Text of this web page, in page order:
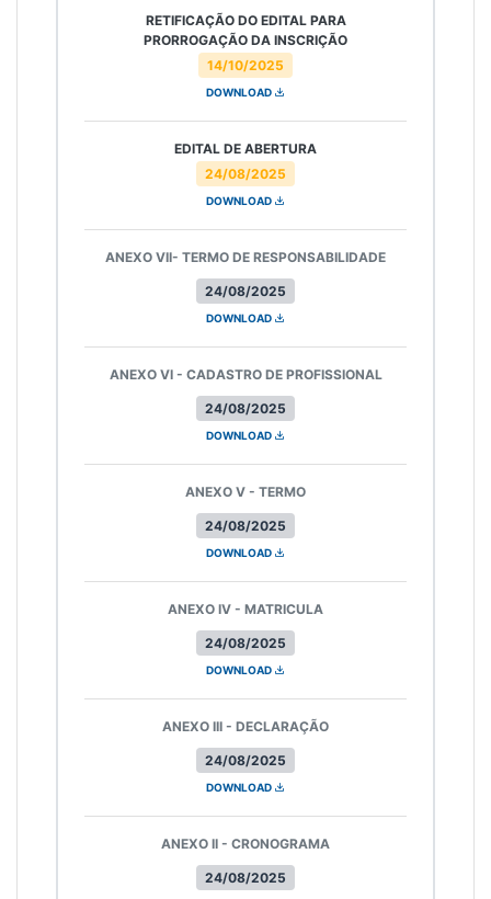
14/10/2025
RETIFICAÇÃO DO EDITAL PARA
PRORROGAÇÃO DA INSCRIÇÃO
DOWNLOAD
24/08/2025
EDITAL DE ABERTURA
DOWNLOAD
24/08/2025
ANEXO VII- TERMO DE RESPONSABILIDADE
DOWNLOAD
24/08/2025
ANEXO VI - CADASTRO DE PROFISSIONAL
DOWNLOAD
24/08/2025
ANEXO V - TERMO
DOWNLOAD
24/08/2025
ANEXO IV - MATRICULA
DOWNLOAD
24/08/2025
ANEXO III - DECLARAÇÃO
DOWNLOAD
24/08/2025
ANEXO II - CRONOGRAMA